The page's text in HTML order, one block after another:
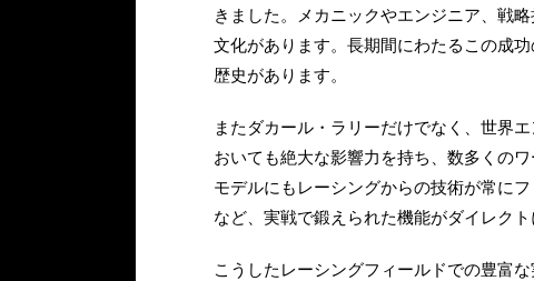
きました。メカニックやエンジニア、戦
文化があります。長期間にわたるこの成
歴史があります。
またダカール・ラリーだけでなく、世界
おいても絶大な影響力を持ち、数多くの
モデルにもレーシングからの技術が常に
など、実戦で鍛えられた機能がダイレクト
こうしたレーシングフィールドでの豊富